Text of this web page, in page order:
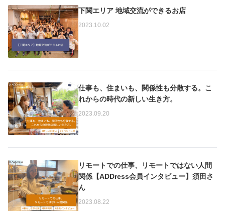
下関エリア 地域交流ができるお店
2023.10.02
仕事も、住まいも、関係性も分散する。こ
れからの時代の新しい生き方。
2023.09.20
リモートでの仕事、リモートではない人間
関係【ADDress会員インタビュー】須田さ
ん
2023.08.22